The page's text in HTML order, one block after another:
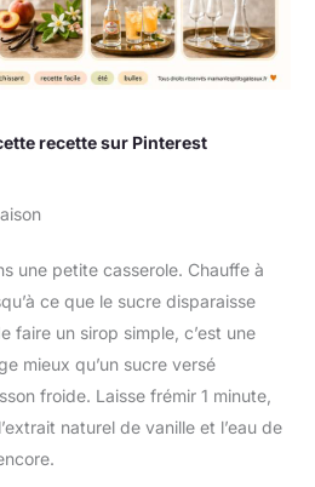
recette sur Pinterest
une petite casserole. Chauffe à
ce que le sucre disparaisse
faire un sirop simple, c’est une
mieux qu’un sucre versé
froide. Laisse frémir 1 minute,
naturel de vanille et l’eau de